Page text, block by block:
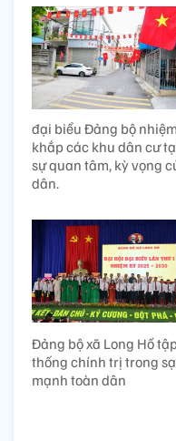
đại biểu Đảng bộ
khắp các khu dân cư
sự quan tâm, kỳ vọng
dân.
Đảng bộ xã Long Hồ
thống chính trị trong
mạnh toàn dân